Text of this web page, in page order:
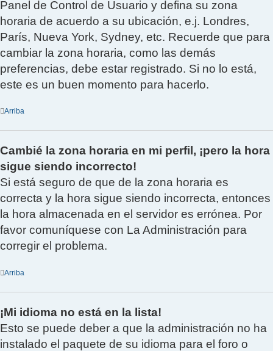
Panel de Control de Usuario y defina su zona
horaria de acuerdo a su ubicación, e.j. Londres,
París, Nueva York, Sydney, etc. Recuerde que para
cambiar la zona horaria, como las demás
preferencias, debe estar registrado. Si no lo está,
este es un buen momento para hacerlo.
Arriba
Cambié la zona horaria en mi perfil, ¡pero la hora
sigue siendo incorrecto!
Si está seguro de que de la zona horaria es
correcta y la hora sigue siendo incorrecta, entonces
la hora almacenada en el servidor es errónea. Por
favor comuníquese con La Administración para
corregir el problema.
Arriba
¡Mi idioma no está en la lista!
Esto se puede deber a que la administración no ha
instalado el paquete de su idioma para el foro o